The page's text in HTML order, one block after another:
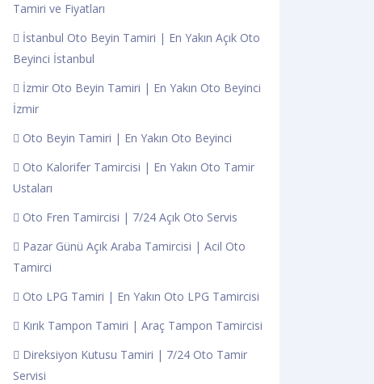
Tamiri ve Fiyatları
İstanbul Oto Beyin Tamiri | En Yakın Açık Oto
Beyinci İstanbul
İzmir Oto Beyin Tamiri | En Yakın Oto Beyinci
İzmir
Oto Beyin Tamiri | En Yakın Oto Beyinci
Oto Kalorifer Tamircisi | En Yakın Oto Tamir
Ustaları
Oto Fren Tamircisi | 7/24 Açık Oto Servis
Pazar Günü Açık Araba Tamircisi | Acil Oto
Tamirci
Oto LPG Tamiri | En Yakın Oto LPG Tamircisi
Kırık Tampon Tamiri | Araç Tampon Tamircisi
Direksiyon Kutusu Tamiri | 7/24 Oto Tamir
Servisi